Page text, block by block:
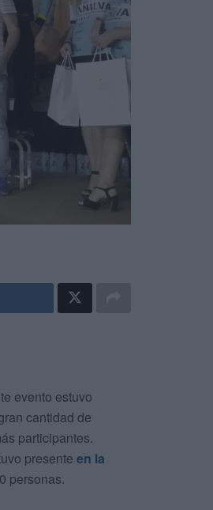
evento estuvo
cantidad de
participantes.
presente en la
personas.